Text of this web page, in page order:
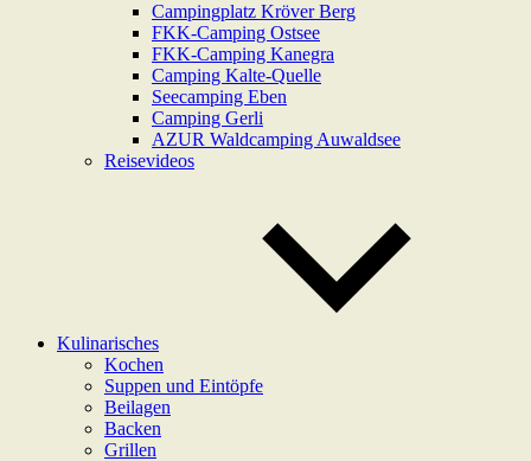
Campingplatz Kröver Berg
FKK-Camping Ostsee
FKK-Camping Kanegra
Camping Kalte-Quelle
Seecamping Eben
Camping Gerli
AZUR Waldcamping Auwaldsee
Reisevideos
Kulinarisches
Kochen
Suppen und Eintöpfe
Beilagen
Backen
Grillen